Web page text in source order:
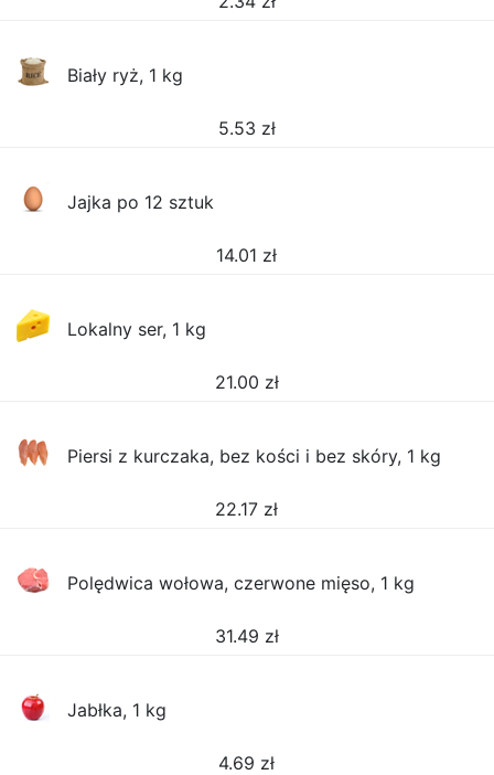
Biały ryż, 1 kg
5.53 zł
Jajka po 12 sztuk
14.01 zł
Lokalny ser, 1 kg
21.00 zł
Piersi z kurczaka, bez kości i bez skóry, 1 kg
22.17 zł
Polędwica wołowa, czerwone mięso, 1 kg
31.49 zł
Jabłka, 1 kg
4.69 zł